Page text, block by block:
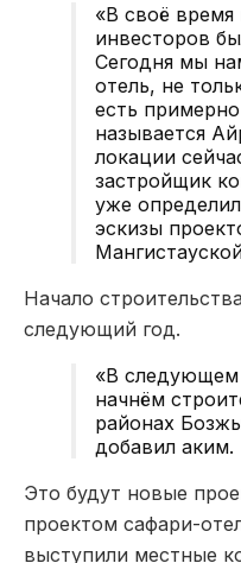
«В своё
инвесторов
Сегодня мы
отель, не
есть
называется
локации
застройщик
уже
эскизы
Начало
следующий год.
«В следующем
начнём
районах
добавил аким.
Это будут новые
проектом сафари-
выступили местные